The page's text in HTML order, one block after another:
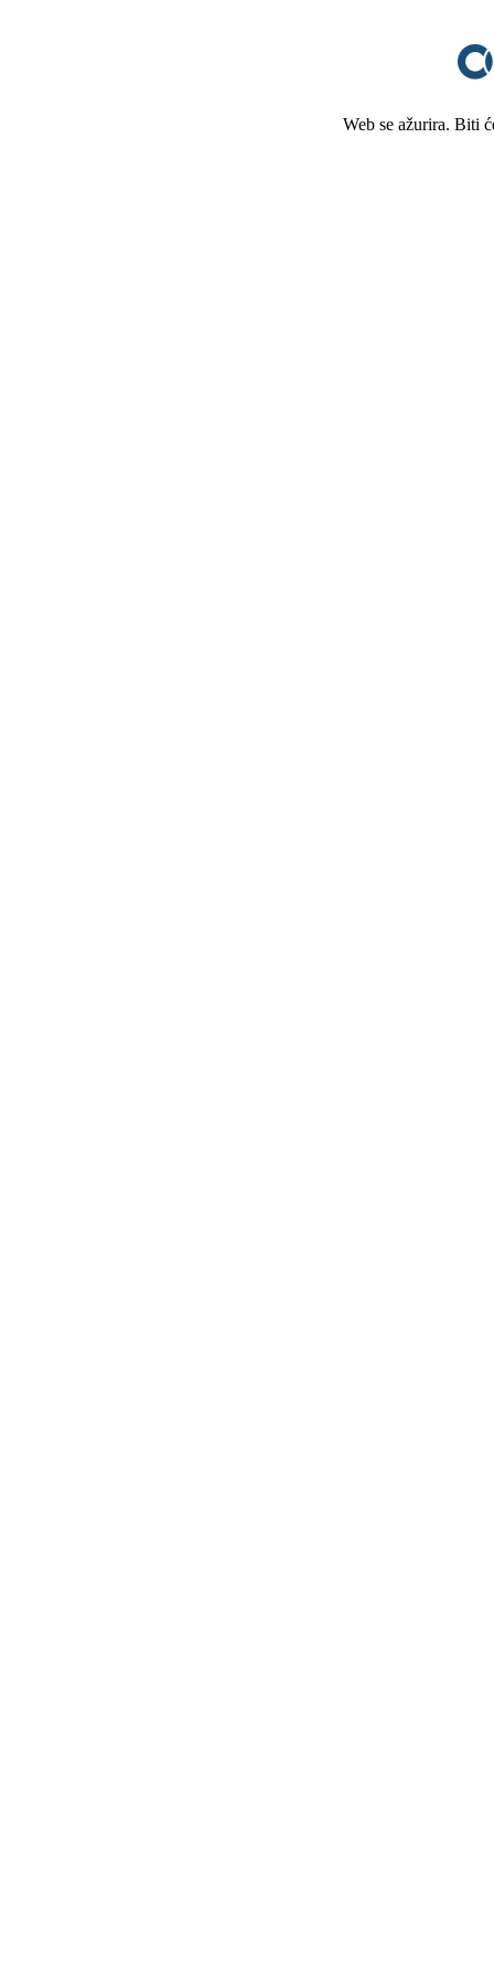
Web se ažurira. Biti